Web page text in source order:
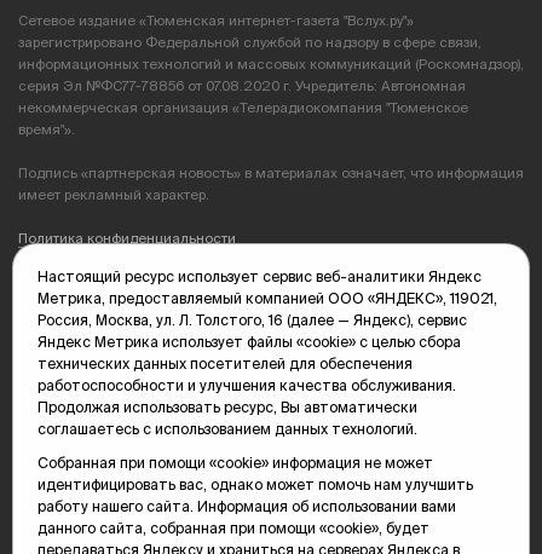
Сетевое издание «Тюменская интернет-газета "Вслух.ру"»
зарегистрировано Федеральной службой по надзору в сфере связи,
информационных технологий и массовых коммуникаций (Роскомнадзор),
серия Эл №ФС77-78856 от 07.08.2020 г. Учредитель: Автономная
некоммерческая организация «Телерадиокомпания "Тюменское
время"».
Подпись «партнерская новость» в материалах означает, что информация
имеет рекламный характер.
Политика конфиденциальности
Редакция: 625035, Тюмень, пр. Геологоразведчиков, 28А
(3452) 68-89-05
edit@vsluh.ru
Главный редактор: Панкина Т.Ю.
kika@vsluh.ru
По вопросам рекламы:
(3452) 68-89-78
kotovaev@sibinformburo.ru
mim@vsluh.ru
Настоящий ресурс использует сервис веб-аналитики Яндекс
Метрика, предоставляемый компанией ООО «ЯНДЕКС», 119021,
Россия, Москва, ул. Л. Толстого, 16 (далее — Яндекс), сервис
Яндекс Метрика использует файлы «cookie» с целью сбора
технических данных посетителей для обеспечения
работоспособности и улучшения качества обслуживания.
Продолжая использовать ресурс, Вы автоматически
соглашаетесь с использованием данных технологий.
Собранная при помощи «cookie» информация не может
идентифицировать вас, однако может помочь нам улучшить
работу нашего сайта. Информация об использовании вами
данного сайта, собранная при помощи «cookie», будет
передаваться Яндексу и храниться на серверах Яндекса в